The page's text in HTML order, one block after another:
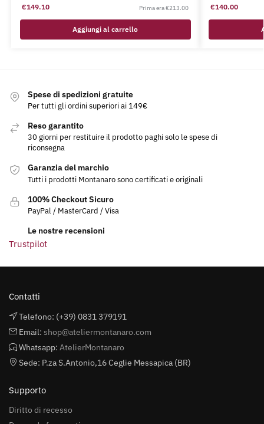
€213.00
€149.10
Aggiungi al carrello
€140.00
Spese di spedizioni gratuite
Per tutti gli ordini superiori ai 149€
Reso garantito
30 giorni per restituire il prodotto paghi solo le spese di
riconsegna
Garanzia del marchio
Tutti i prodotti Montanaro sono certificati e originali
100% Checkout Sicuro
PayPal / MasterCard / Visa
Le nostre recensioni
Trustpilot
Contatti
Telefono: (+39) 0831 379191
Email: shop@ateliermontanaro.com
Whatsapp: AtelierMontanaro
Sede: P.za S.Antonio,16 Ceglie Messapica (BR)
Supporto
Diritto di recesso